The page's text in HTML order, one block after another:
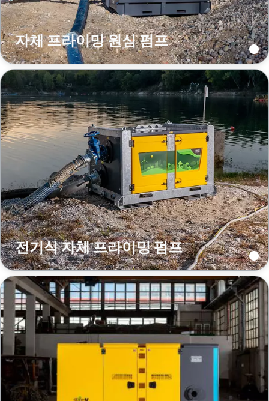
자체 프라이밍 원심 펌프
전기식 자체 프라이밍 펌프